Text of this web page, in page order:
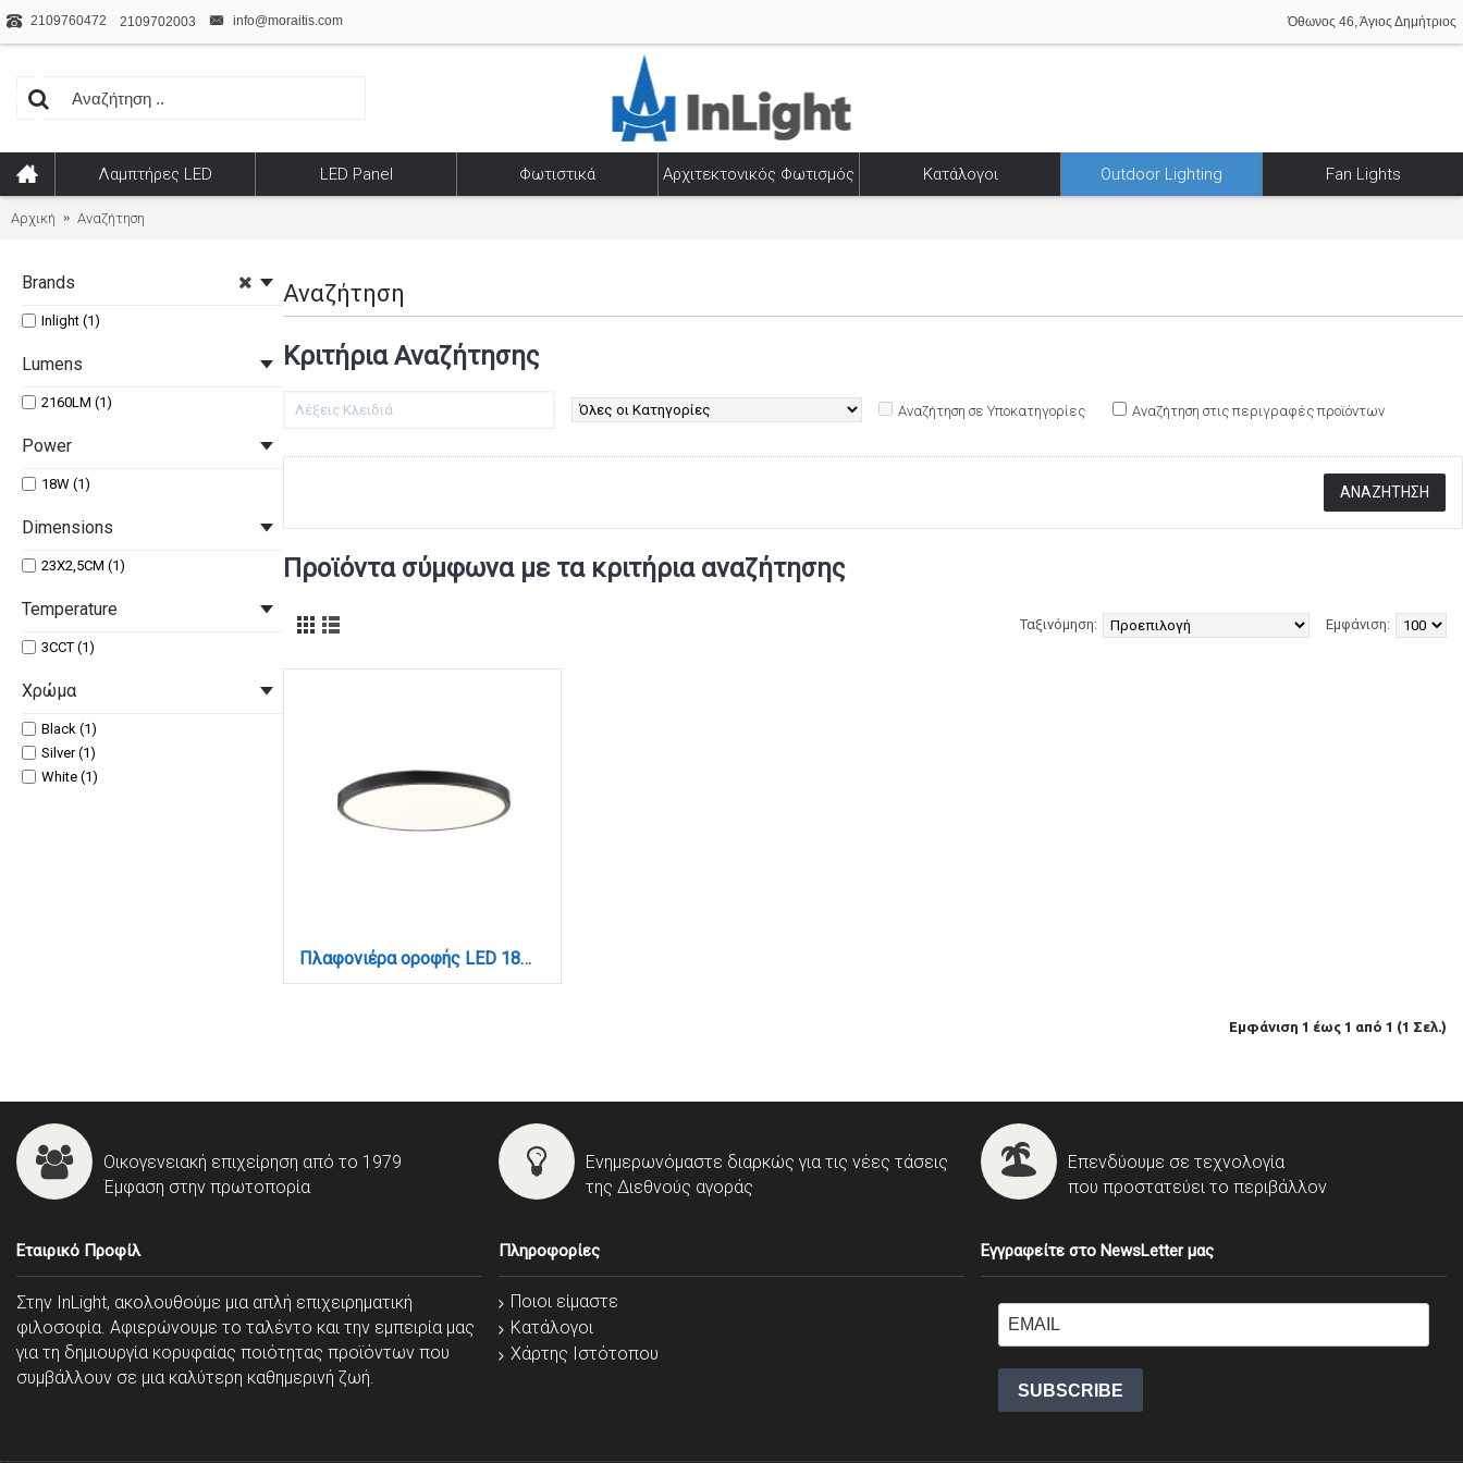
2109760472 2109702003 info@moraitis.com Όθωνος 46, Άγιος Δημήτριος
Λαμπτήρες LED LED Panel Φωτιστικά Αρχιτεκτονικός Φωτισμός Κατάλογοι Outdoor Lighting Fan Lights
Αρχική Αναζήτηση
Brands
Inlight (1)
Lumens
2160LM (1)
Power
18W (1)
Dimensions
23X2,5CM (1)
Temperature
3CCT (1)
Χρώμα
Black (1)
Silver (1)
White (1)
Αναζήτηση
Κριτήρια Αναζήτησης
Αναζήτηση σε Υποκατηγορίες Αναζήτηση στις περιγραφές προϊόντων
Προϊόντα σύμφωνα με τα κριτήρια αναζήτησης
Εμφάνιση:
Ταξινόμηση:
Πλαφονιέρα οροφής LED 18W 3CCT (by switch on base) σε μαύρη απόχρωση D:23x2,5cm (42036-E-Black)
Εμφάνιση 1 έως 1 από 1 (1 Σελ.)
Οικογενειακή επιχείρηση από το 1979
Έμφαση στην πρωτοπορία
Ενημερωνόμαστε διαρκώς για τις νέες τάσεις
της Διεθνούς αγοράς
Επενδύουμε σε τεχνολογία
που προστατεύει το περιβάλλον
Εταιρικό Προφίλ
Στην InLight, ακολουθούμε μια απλή επιχειρηματική
φιλοσοφία. Αφιερώνουμε το ταλέντο και την εμπειρία μας
για τη δημιουργία κορυφαίας ποιότητας προϊόντων που
συμβάλλουν σε μια καλύτερη καθημερινή ζωή.
Πληροφορίες
Ποιοι είμαστε
Κατάλογοι
Χάρτης Ιστότοπου
Εγγραφείτε στο NewsLetter μας
SUBSCRIBE